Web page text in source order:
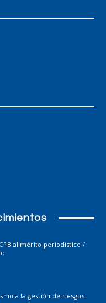
al mérito periodístico /
a la gestión de riesgos